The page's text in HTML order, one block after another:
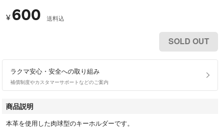
¥ 600 送料込
SOLD OUT
ラクマ安心・安全への取り組み
補償制度やカスタマーサポートなどのご案内
商品説明
本革を使用した肉球型のキーホルダーです。